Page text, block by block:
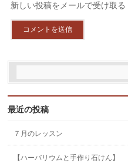
新しい投稿をメールで受け取る
最近の投稿
７月のレッスン
【ハーバリウムと手作り石けん】